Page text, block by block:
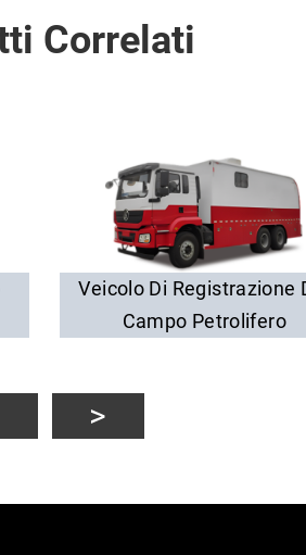
Correlati
Veicolo Di Registrazione
Campo Petrolifero